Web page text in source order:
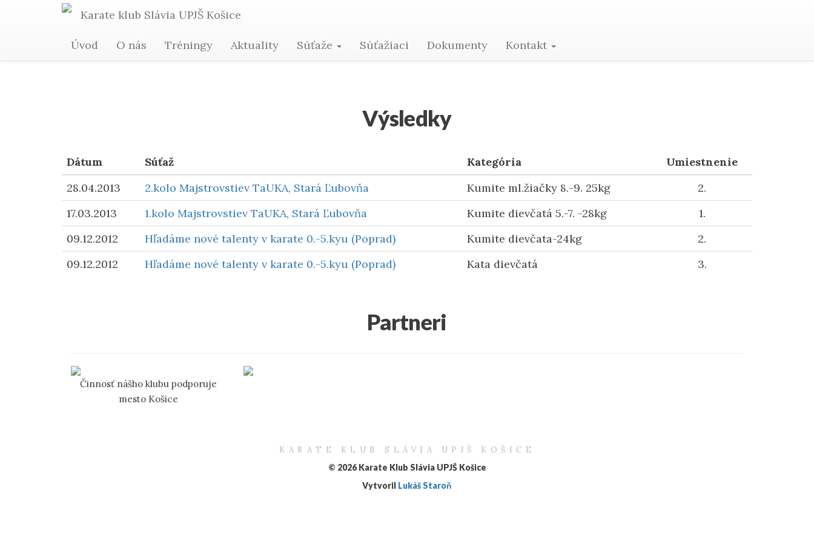
Karate klub Slávia UPJŠ Košice
Úvod O nás Tréningy Aktuality Súťaže Súťažiaci Dokumenty Kontakt
Ema Valušiaková
Výsledky
Dátum Súťaž Kategória
Umiestnenie
28.04.2013
2.kolo Majstrovstiev TaUKA, Stará Ľubovňa Kumite ml.žiačky 8.-9. 25kg
2.
17.03.2013
1.kolo Majstrovstiev TaUKA, Stará Ľubovňa Kumite dievčatá 5.-7. -28kg
1.
09.12.2012
Hľadáme nové talenty v karate 0.-5.kyu (Poprad) Kumite dievčata-24kg
2.
09.12.2012
Hľadáme nové talenty v karate 0.-5.kyu (Poprad) Kata dievčatá 3.
Partneri
Činnosť nášho klubu podporuje
mesto Košice
KARATE KLUB SLÁVIA UPJŠ KOŠICE
© 2026 Karate Klub Slávia UPJŠ Košice
Vytvoril Lukáš Staroň